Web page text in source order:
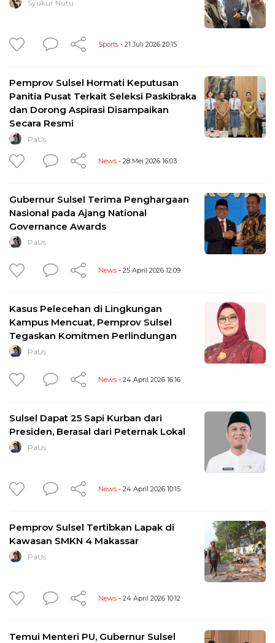
Syukur Nutu
Sports - 21 Juli 2026 20:15
Pemprov Sulsel Hormati Keputusan
Panitia Pusat Terkait Seleksi Paskibraka
dan Dorong Aspirasi Disampaikan
Secara Resmi
PaUs
News - 28 Mei 2026 16:03
Gubernur Sulsel Terima Penghargaan
Nasional pada Ajang National
Governance Awards
PaUs
News - 25 April 2026 12:09
Kasus Pelecehan di Lingkungan
Kampus Mencuat, Pemprov Sulsel
Tegaskan Komitmen Perlindungan
PaUs
News - 24 April 2026 16:16
Sulsel Dapat 25 Sapi Kurban dari
Presiden, Berasal dari Peternak Lokal
PaUs
News - 24 April 2026 10:15
Pemprov Sulsel Tertibkan Lapak di
Kawasan SMKN 4 Makassar
PaUs
News - 24 April 2026 10:12
Temui Menteri PU, Gubernur Sulsel